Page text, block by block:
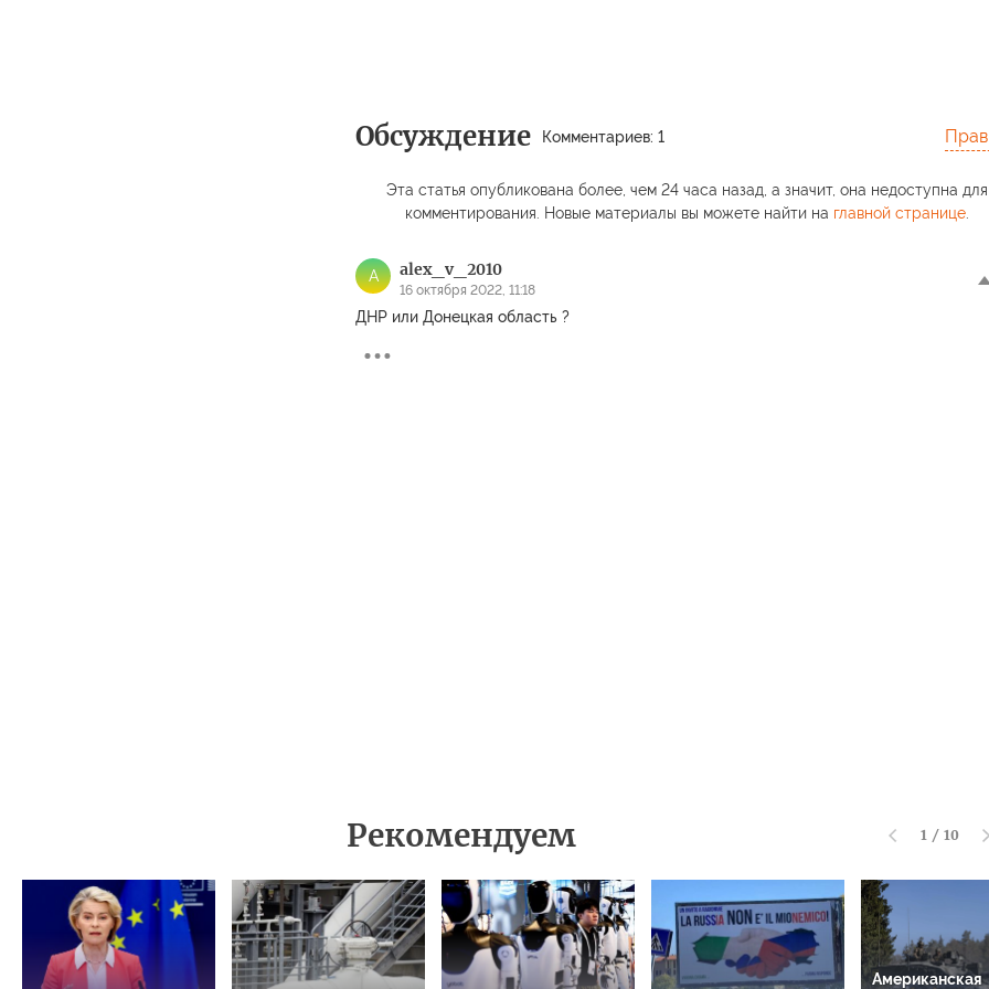
Обсуждение Комментариев: 1
Эта статья опубликована более, чем 24 часа назад, а значит, она недоступна для
комментирования. Новые материалы вы можете найти на главной странице.
A alex_v_2010
16 октября 2022, 11:18
ДНР или Донецкая область ?
Рекомендуем 1 / 10
Американская